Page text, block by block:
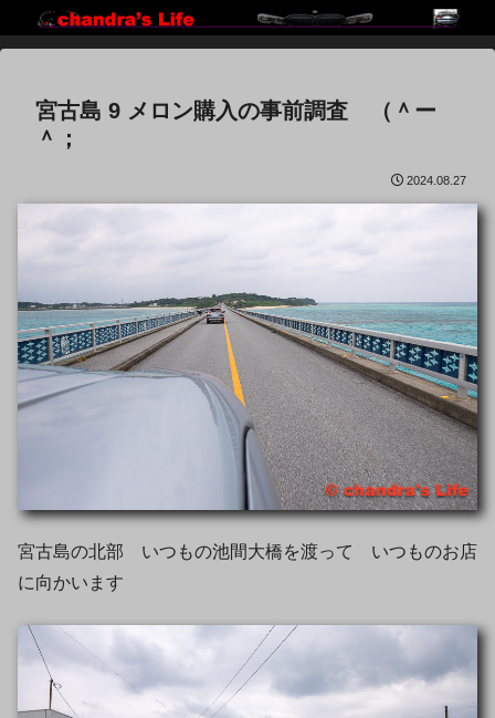
宮古島 9 メロン購入の事前調査 （＾ー
＾；
2024.08.27
宮古島の北部 いつもの池間大橋を渡って いつものお店
に向かいます